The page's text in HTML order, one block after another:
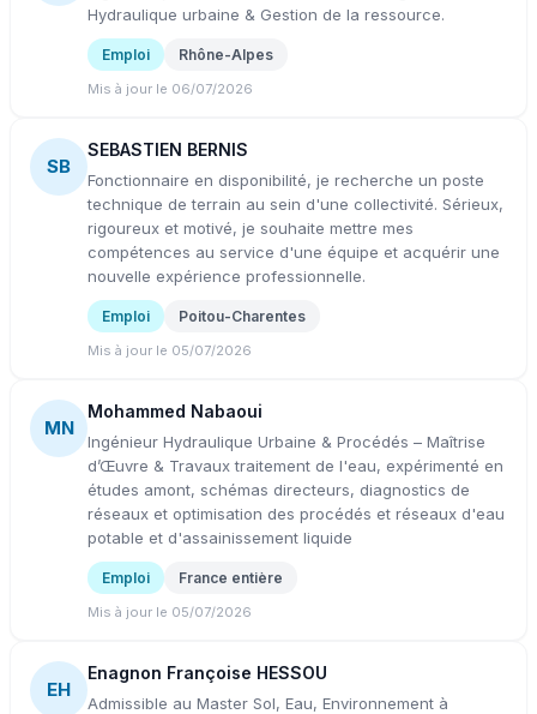
Hydraulique urbaine & Gestion de la ressource.
Emploi Rhône-Alpes
Mis à jour le 06/07/2026
SB
SEBASTIEN BERNIS
Fonctionnaire en disponibilité, je recherche un poste
technique de terrain au sein d'une collectivité. Sérieux,
rigoureux et motivé, je souhaite mettre mes
compétences au service d'une équipe et acquérir une
nouvelle expérience professionnelle.
Emploi Poitou-Charentes
Mis à jour le 05/07/2026
MN
Mohammed Nabaoui
Ingénieur Hydraulique Urbaine & Procédés – Maîtrise
d’Œuvre & Travaux traitement de l'eau, expérimenté en
études amont, schémas directeurs, diagnostics de
réseaux et optimisation des procédés et réseaux d'eau
potable et d'assainissement liquide
Emploi France entière
Mis à jour le 05/07/2026
EH
Enagnon Françoise HESSOU
Admissible au Master Sol, Eau, Environnement à